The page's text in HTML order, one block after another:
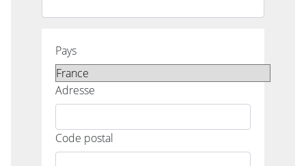
Pays
Adresse
Code postal